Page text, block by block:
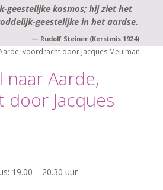
geestelijke kosmos; hij ziet het
geestelijke in het aardse.
— Rudolf Steiner (Kerstmis 1924)
voordracht door Jacques Meulman
naar Aarde,
Jacques
19.00 – 20.30 uur